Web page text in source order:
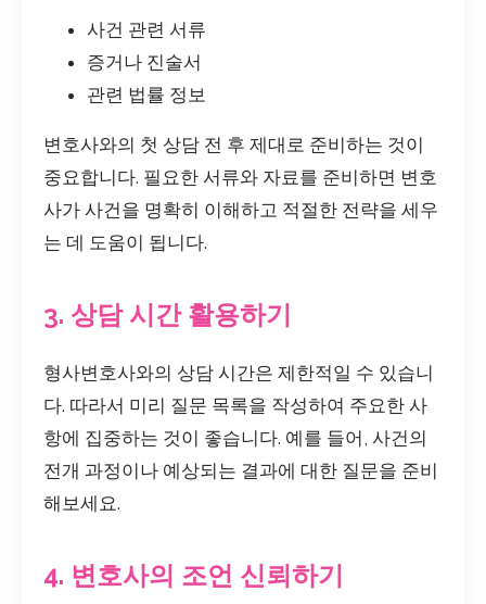
사건 관련 서류
증거나 진술서
관련 법률 정보
변호사와의 첫 상담 전 후 제대로 준비하는 것이
중요합니다. 필요한 서류와 자료를 준비하면 변호
사가 사건을 명확히 이해하고 적절한 전략을 세우
는 데 도움이 됩니다.
3. 상담 시간 활용하기
형사변호사와의 상담 시간은 제한적일 수 있습니
다. 따라서 미리 질문 목록을 작성하여 주요한 사
항에 집중하는 것이 좋습니다. 예를 들어, 사건의
전개 과정이나 예상되는 결과에 대한 질문을 준비
해보세요.
4. 변호사의 조언 신뢰하기